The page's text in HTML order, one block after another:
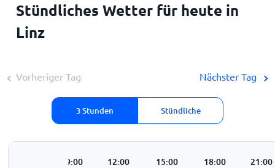
Stündliches Wetter für heute in
Linz
Vorheriger Tag
3 Stunden Stündliche
Nächster Tag
09:00 12:00 15:00 18:00 21:00